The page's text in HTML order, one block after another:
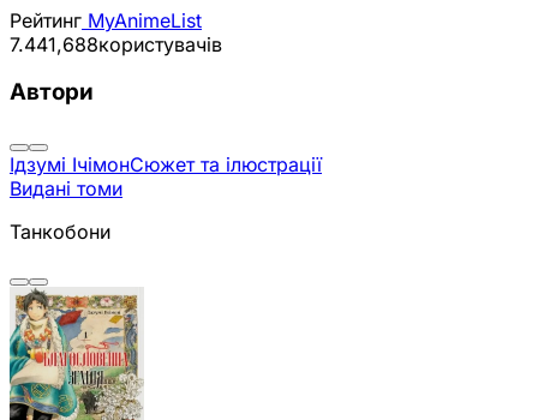
Рейтинг MyAnimeList
7.441,688користувачів
Автори
Ідзумі ІчімонСюжет та ілюстрації
Видані томи
Танкобони